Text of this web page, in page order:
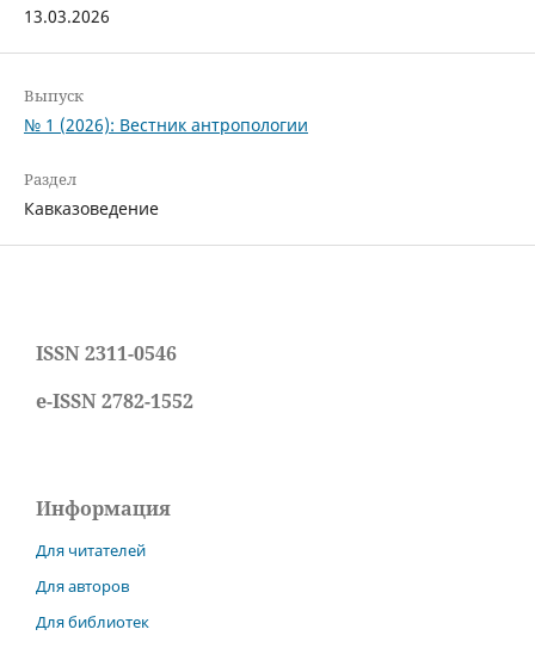
13.03.2026
Выпуск
№ 1 (2026): Вестник антропологии
Раздел
Кавказоведение
ISSN 2311-0546
e-ISSN 2782-1552
Информация
Для читателей
Для авторов
Для библиотек